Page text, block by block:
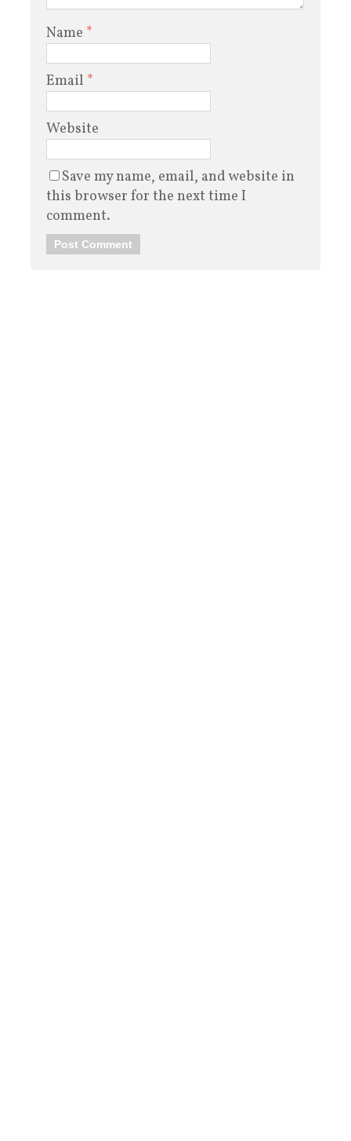
Name *
Email *
Website
Save my name, email, and website in
this browser for the next time I
comment.